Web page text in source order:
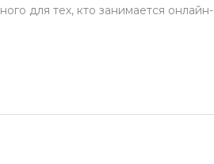
для тех, кто занимается онлайн-